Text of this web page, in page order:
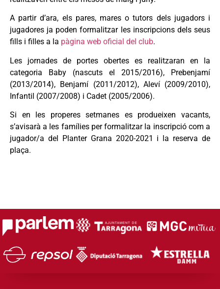
A partir d’ara, els pares, mares o tutors dels jugadors i
jugadores ja poden formalitzar les inscripcions dels seus
fills i filles a la pàgina web oficial del club.
Les jornades de portes obertes es realitzaran en la
categoria Baby (nascuts el 2015/2016), Prebenjamí
(2013/2014), Benjamí (2011/2012), Aleví (2009/2010),
Infantil (2007/2008) i Cadet (2005/2006).
Si en les properes setmanes es produeixen vacants,
s’avisarà a les famílies per formalitzar la inscripció com a
jugador/a del Planter Grana 2020-2021 i la reserva de
plaça.